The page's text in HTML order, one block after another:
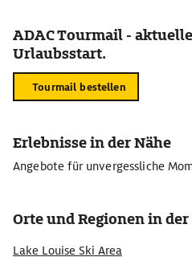
ADAC Tourmail -
Urlaubsstart.
Tourmail bestellen
Erlebnisse in der Nähe
Angebote für unvergessliche
Orte und Regionen in
Lake Louise Ski Area